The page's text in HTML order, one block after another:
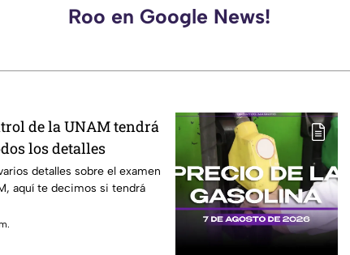
Roo en Google News!
de la UNAM tendrá
los detalles
detalles sobre el examen
aquí te decimos si tendrá